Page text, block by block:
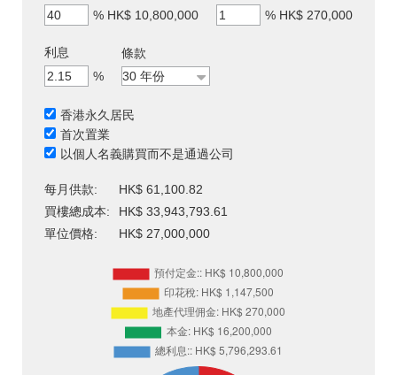
% HK$ 10,800,000
% HK$ 270,000
利息
%
條款
香港永久居民
首次置業
以個人名義購買而不是通過公司
每月供款:
HK$ 61,100.82
買樓總成本:
HK$ 33,943,793.61
單位價格:
HK$ 27,000,000